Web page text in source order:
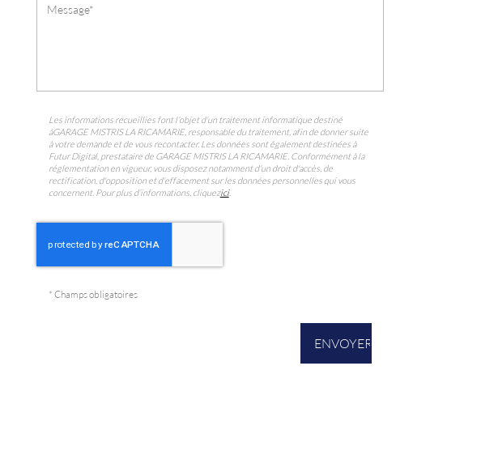
Les informations recueillies font l’objet d’un traitement informatique destiné
àGARAGE MISTRIS LA RICAMARIE, responsable du traitement, afin de donner suite
à votre demande et de vous recontacter. Les données sont également destinées à
Futur Digital, prestataire de GARAGE MISTRIS LA RICAMARIE. Conformément à la
réglementation en vigueur, vous disposez notamment d'un droit d'accès, de
rectification, d'opposition et d'effacement sur les données personnelles qui vous
concernent. Pour plus d’informations, cliquezici.
* Champs obligatoires